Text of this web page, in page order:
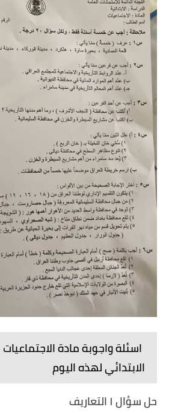
اسئلة واجوبة مادة
الابتدائي لهذه اليوم
حل سؤال ١ التعاريف